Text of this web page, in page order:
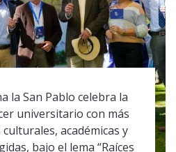
la San Pablo celebra la
universitario con más
académicas y
bajo el lema “Raíces